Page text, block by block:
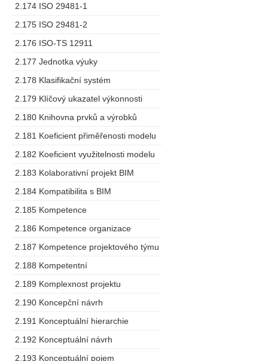
2.174 ISO 29481-1
2.175 ISO 29481-2
2.176 ISO-TS 12911
2.177 Jednotka výuky
2.178 Klasifikační systém
2.179 Klíčový ukazatel výkonnosti
2.180 Knihovna prvků a výrobků
2.181 Koeficient přiměřenosti modelu
2.182 Koeficient využitelnosti modelu
2.183 Kolaborativní projekt BIM
2.184 Kompatibilita s BIM
2.185 Kompetence
2.186 Kompetence organizace
2.187 Kompetence projektového týmu
2.188 Kompetentní
2.189 Komplexnost projektu
2.190 Koncepční návrh
2.191 Konceptuální hierarchie
2.192 Konceptuální návrh
2.193 Konceptuální pojem